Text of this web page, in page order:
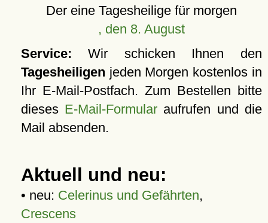
Der eine Tagesheilige für morgen
, den 8. August
Service: Wir schicken Ihnen den
Tagesheiligen jeden Morgen kostenlos in
Ihr E-Mail-Postfach. Zum Bestellen bitte
dieses E-Mail-Formular aufrufen und die
Mail absenden.
Aktuell und neu:
• neu: Celerinus und Gefährten,
Crescens